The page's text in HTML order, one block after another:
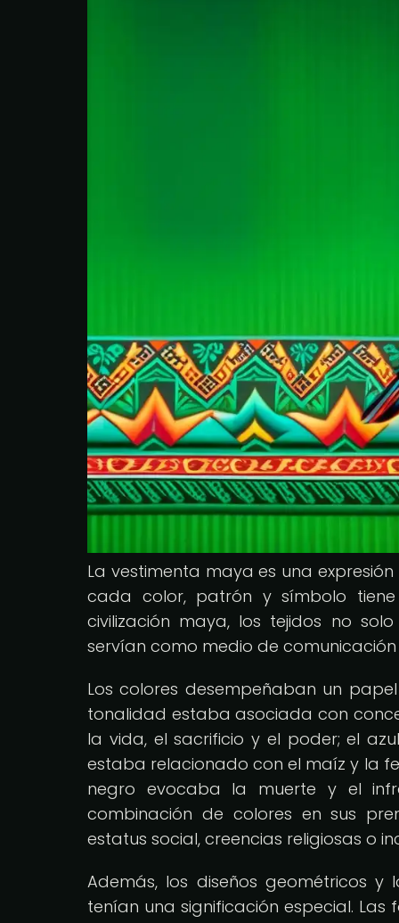
La vestimenta maya es una
cada color, patrón y símbolo
civilización maya, los tejidos no
servían como medio de
Los colores desempeñaban un
tonalidad estaba asociada con
la vida, el sacrificio y el poder; el
estaba relacionado con el maíz y la
negro evocaba la muerte y el
combinación de colores en sus
estatus social, creencias religiosas o
Además, los diseños geométricos
tenían una significación especial.